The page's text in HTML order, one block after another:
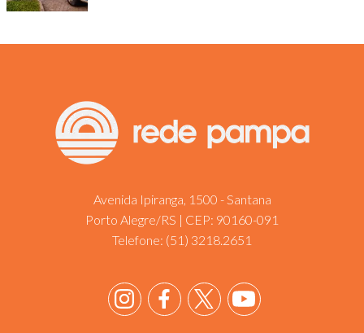
Avenida Ipiranga, 1500 - Santana
Porto Alegre/RS | CEP: 90160-091
Telefone: (51) 3218.2651